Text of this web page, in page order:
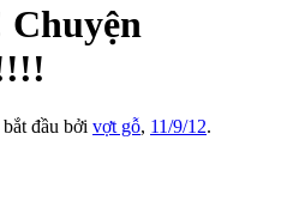
Chuyện
bắt đầu bởi vợt gỗ, 11/9/12.